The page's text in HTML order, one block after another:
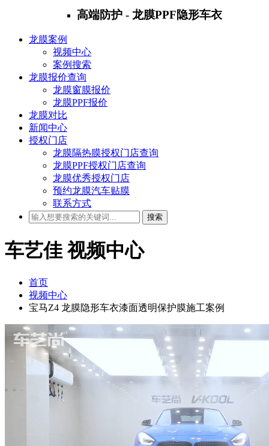
高端防护 - 龙膜PPF隐形车衣
龙膜案例
视频中心
案例搜索
龙膜报价查询
龙膜窗膜报价
龙膜PPF报价
龙膜对比
新闻中心
授权门店
龙膜隔热膜授权门店查询
龙膜PPF授权门店查询
龙膜优秀授权门店
预约龙膜汽车贴膜
联系方式
搜索
车艺佳 视频中心
首页
视频中心
宝马Z4 龙膜隐形车衣漆面透明保护膜施工案例